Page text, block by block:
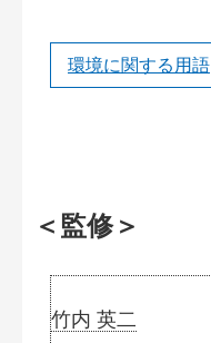
環境に関する用語
＜監修＞
竹内 英二